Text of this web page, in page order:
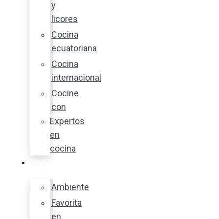
y
licores
Cocina
ecuatoriana
Cocina
internacional
Cocine
con
Expertos
en
cocina
Ambiente
Favorita
en